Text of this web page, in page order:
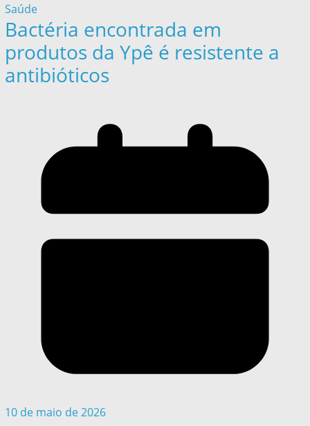
Saúde
Bactéria encontrada em
produtos da Ypê é resistente a
antibióticos
10 de maio de 2026